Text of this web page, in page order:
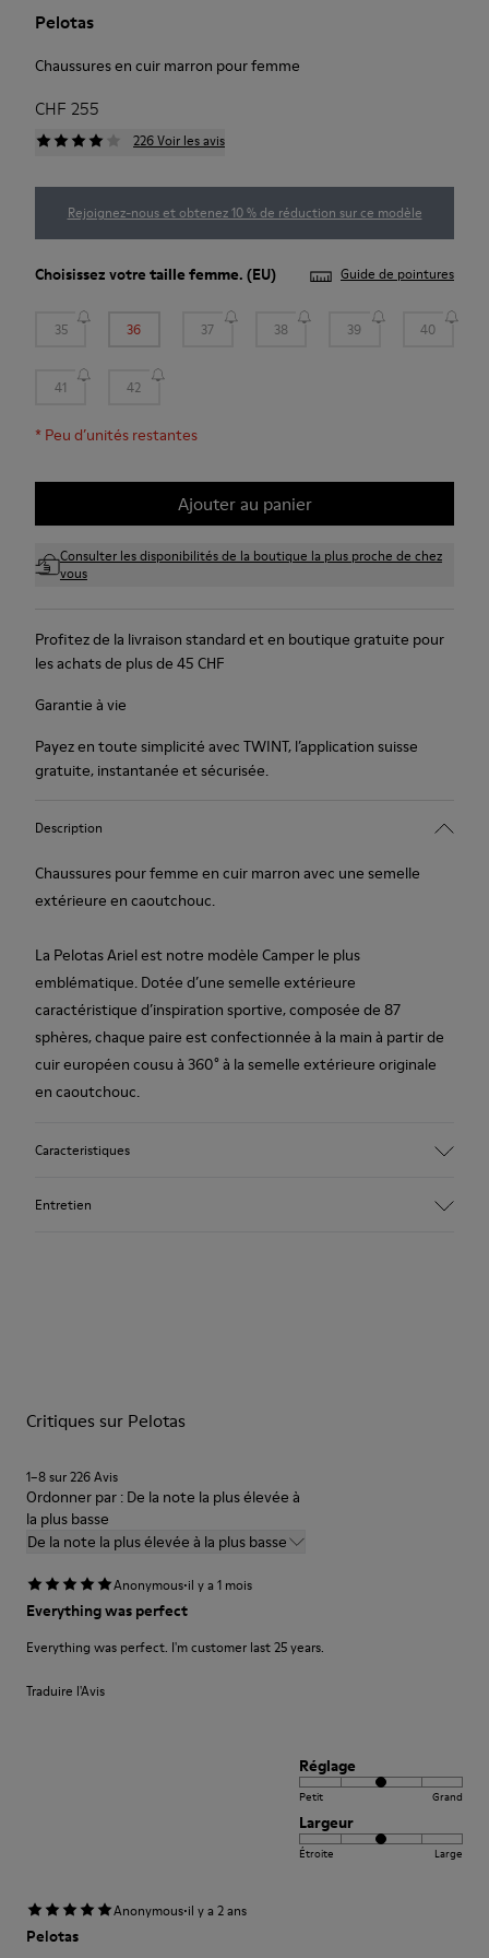
Pelotas
Chaussures en cuir marron pour femme
CHF 255
226 Voir les avis
Rejoignez-nous et obtenez 10 % de réduction sur ce modèle
Choisissez votre taille femme. (EU) Guide de pointures
35 36 37 38 39 40
41 42
* Peu d’unités restantes
Ajouter au panier
Consulter les disponibilités de la boutique la plus proche de chez
vous
Profitez de la livraison standard et en boutique gratuite pour
les achats de plus de 45 CHF
Garantie à vie
Payez en toute simplicité avec TWINT, l’application suisse
gratuite, instantanée et sécurisée.
Description
Chaussures pour femme en cuir marron avec une semelle
extérieure en caoutchouc.
La Pelotas Ariel est notre modèle Camper le plus
emblématique. Dotée d’une semelle extérieure
caractéristique d’inspiration sportive, composée de 87
sphères, chaque paire est confectionnée à la main à partir de
cuir européen cousu à 360° à la semelle extérieure originale
en caoutchouc.
Caracteristiques
68% cuir de vachette 32% polyester recyclé
Entretien
Pour obtenir des instructions détaillées sur l’entretien de
des chaussures
Critiques sur Pelotas
1–8 sur 226 Avis
Ordonner par : De la note la plus élevée à
la plus basse
De la note la plus élevée à la plus basse
Anonymous·il y a 1 mois
Everything was perfect
Everything was perfect. I'm customer last 25 years.
Traduire l'Avis
Réglage
Petit Grand
Largeur
Étroite Large
Anonymous·il y a 2 ans
Pelotas